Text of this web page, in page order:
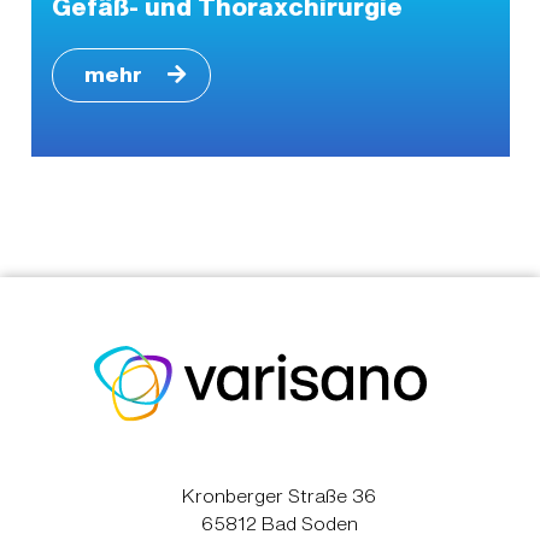
Gefäß- und Thoraxchirurgie
mehr
Kronberger Straße 36
65812 Bad Soden